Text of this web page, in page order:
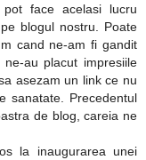
face acelasi lucru
blogul nostru. Poate
cand ne-am fi gandit
au placut impresiile
asezam un link ce nu
sanatate. Precedentul
de blog, careia ne
la inaugurarea unei